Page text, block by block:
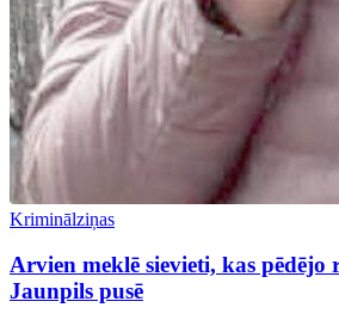
Kriminālziņas
Arvien meklē sievieti, kas pēdējo
Jaunpils pusē